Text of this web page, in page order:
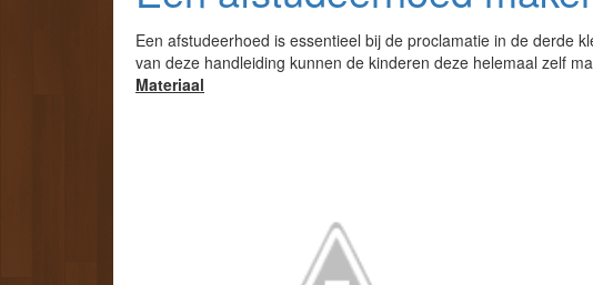
Een afstudeerhoed is essentieel bij de proclamatie in de derde
van deze handleiding kunnen de kinderen deze helemaal zelf
Materiaal